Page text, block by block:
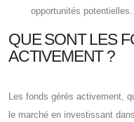
opportunités potentielles.
QUE SONT LES
ACTIVEMENT ?
Les fonds gérés activement,
le marché en investissant